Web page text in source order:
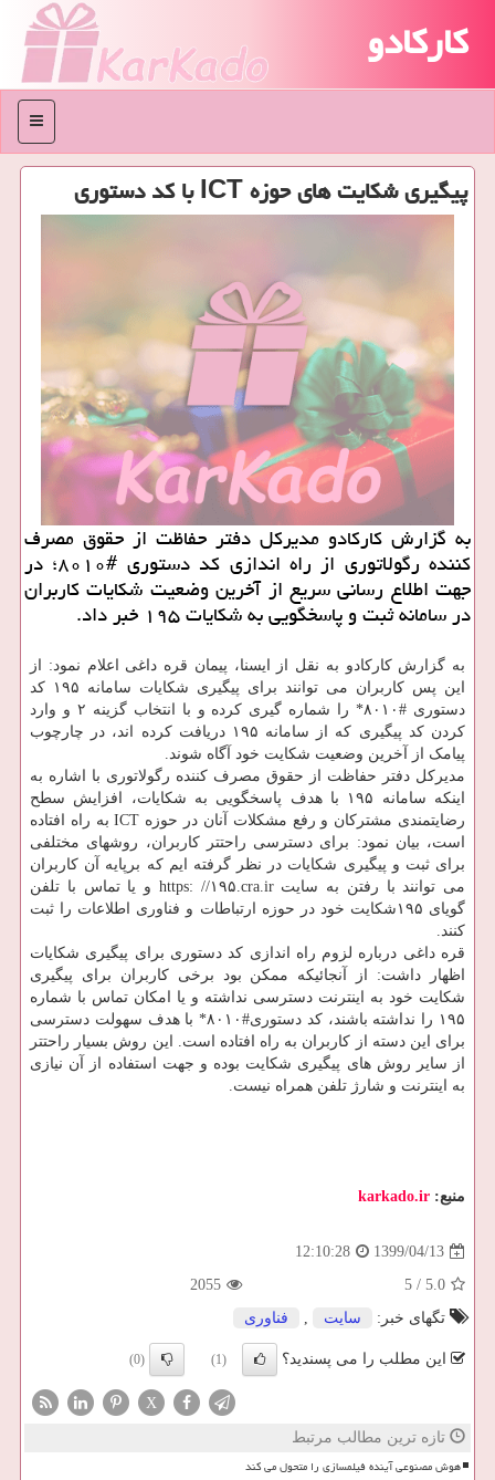
کارکادو
منو
پیگیری شكایت های حوزه ICT با كد دستوری
به گزارش كاركادو مدیركل دفتر حفاظت از حقوق مصرف
كننده رگولاتوری از راه اندازی كد دستوری #۸۰۱۰؛ در
جهت اطلاع رسانی سریع از آخرین وضعیت شكایات كاربران
در سامانه ثبت و پاسخگویی به شكایات ۱۹۵ خبر داد.
به گزارش کارکادو به نقل از ایسنا، پیمان قره داغی اعلام نمود: از
این پس کاربران می توانند برای پیگیری شکایات سامانه ۱۹۵ کد
دستوری #۸۰۱۰* را شماره گیری کرده و با انتخاب گزینه ۲ و وارد
کردن کد پیگیری که از سامانه ۱۹۵ دریافت کرده اند، در چارچوب
پیامک از آخرین وضعیت شکایت خود آگاه شوند.
مدیرکل دفتر حفاظت از حقوق مصرف کننده رگولاتوری با اشاره به
اینکه سامانه ۱۹۵ با هدف پاسخگویی به شکایات، افزایش سطح
رضایتمندی مشترکان و رفع مشکلات آنان در حوزه ICT به راه افتاده
است، بیان نمود: برای دسترسی راحتتر کاربران، روشهای مختلفی
برای ثبت و پیگیری شکایات در نظر گرفته ایم که برپایه آن کاربران
می توانند با رفتن به سایت https: //۱۹۵.cra.ir و یا تماس با تلفن
گویای ۱۹۵شکایت خود در حوزه ارتباطات و فناوری اطلاعات را ثبت
کنند.
قره داغی درباره لزوم راه اندازی کد دستوری برای پیگیری شکایات
اظهار داشت: از آنجائیکه ممکن بود برخی کاربران برای پیگیری
شکایت خود به اینترنت دسترسی نداشته و یا امکان تماس با شماره
۱۹۵ را نداشته باشند، کد دستوری#۸۰۱۰* با هدف سهولت دسترسی
برای این دسته از کاربران به راه افتاده است. این روش بسیار راحتتر
از سایر روش های پیگیری شکایت بوده و جهت استفاده از آن نیازی
به اینترنت و شارژ تلفن همراه نیست.
منبع: karkado.ir
1399/04/13
12:10:28
5.0
/
5
2055
تگهای خبر:
سایت , فناوری
این مطلب را می پسندید؟ (1)
(0)
X
تازه ترین مطالب مرتبط
هوش مصنوعی آینده فیلمسازی را متحول می کند